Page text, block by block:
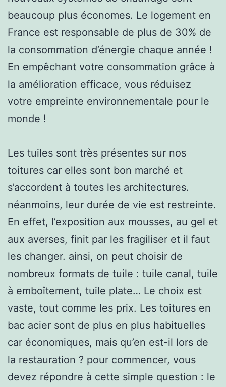
beaucoup plus économes. Le logement en
France est responsable de plus de 30% de
la consommation d’énergie chaque année !
En empêchant votre consommation grâce à
la amélioration efficace, vous réduisez
votre empreinte environnementale pour le
monde !
Les tuiles sont très présentes sur nos
toitures car elles sont bon marché et
s’accordent à toutes les architectures.
néanmoins, leur durée de vie est restreinte.
En effet, l’exposition aux mousses, au gel et
aux averses, finit par les fragiliser et il faut
les changer. ainsi, on peut choisir de
nombreux formats de tuile : tuile canal, tuile
à emboîtement, tuile plate… Le choix est
vaste, tout comme les prix. Les toitures en
bac acier sont de plus en plus habituelles
car économiques, mais qu’en est-il lors de
la restauration ? pour commencer, vous
devez répondre à cette simple question : le